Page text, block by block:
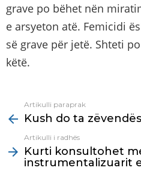
grave po bëhet nën
e arsyeton atë. Femicidi
së grave për jetë. Shteti
këtë.
more
Artikulli paraprak
Kush do ta
Artikulli i radhës
Kurti konsultohet
instrumentalizuarit